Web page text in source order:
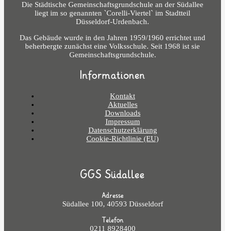
Die Städtische Gemeinschaftsgrundschule an der Südallee
liegt im so genannten `Corelli-Viertel` im Stadtteil
Düsseldorf-Urdenbach.
Das Gebäude wurde in den Jahren 1959/1960 errichtet und
beherbergte zunächst eine Volksschule. Seit 1968 ist sie
Gemeinschaftsgrundschule.
Informationen
Kontakt
Aktuelles
Downloads
Impressum
Datenschutzerklärung
Cookie-Richtlinie (EU)
GGS Südallee
Adresse
Südallee 100, 40593 Düsseldorf
Telefon
0211 8928400